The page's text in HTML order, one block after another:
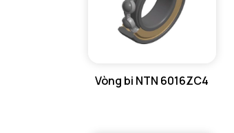
Vòng bi NTN 6016ZC4